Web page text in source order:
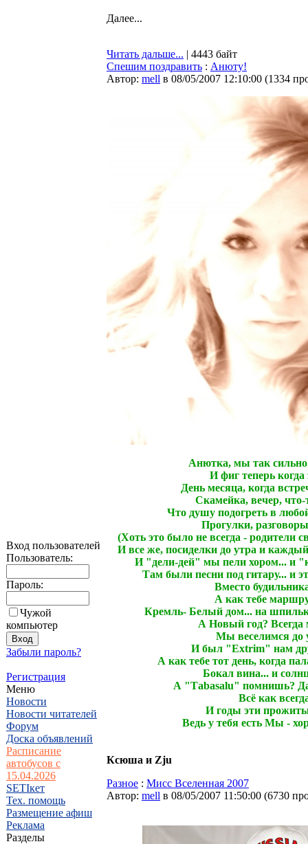
Вход пользователей
Пользователь:
Пароль:
Чужой
компьютер
Забыли пароль?
Регистрация
Меню
Новости
Новости читателей
Форум
Доска объявлений
Расписание
автобусов с
15.04.2026
SETIкет
Тех. помощь
Размещение афиш
Реклама
Разделы
Далее...
Читать дальше... | 4443 байт
Спешим поздравить : Анюту!
Автор: mell в 08/05/2007 12:10:00 (1334
Анютка, мы так
И фиг теперь когда
День месяца, когда
Скамейка, вечер,
Что душу подогреть в
Прогулки,
(Хоть это было не всегда - родители
И все же, посиделки до утра и
И "дели-дей" мы пели хором... и
Там были песни под гитару... и
Вместо
А как тебе
Кремль- Белый дом... на
А Новый год?
Мы веселимся до
И был "Extrim" нам
А как тебе тот день, когда
Бокал вина... и
А "Тabasalu" помнишь?
Всё как
И годы эти
Ведь у тебя есть Мы -
Ксюша и Zju
Разное : Мисс Вселенная 2007
Автор: mell в 08/05/2007 11:50:00 (6730